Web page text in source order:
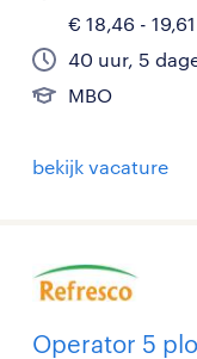
€ 18,46 -
40 uur, 5
MBO
bekijk vacature
Operator 5